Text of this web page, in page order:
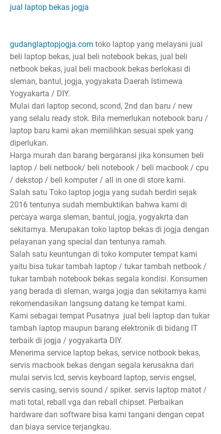
jual laptop bekas jogja
gudanglaptopjogja.com toko laptop yang melayani jual
beli laptop bekas, jual beli notebook bekas, jual beli
netbook bekas, jual beli macbook bekas berlokasi di
sleman, bantul, jogja, yogyakata Daerah Istimewa
Yogyakarta / DIY.
Mulai dari laptop second, scond, 2nd dan baru / new
yang selalu ready stok. Bila memerlukan notebook baru /
laptop baru kami akan memilihkan sesuai spek yang
diperlukan.
Harga murah dan barang bergaransi jika konsumen beli
laptop / beli netbook/ beli notebook / beli macbook / cpu
/ dekstop / beli komputer / all in one di store kami.
Salah satu Toko laptop jogja yang sudah berdiri sejak
2016 tentunya sudah membuktikan bahwa kami di
percaya warga sleman, bantul, jogja, yogyakrta dan
sekitarnya. Merupakan toko laptop bekas di jogja dengan
pelayanan yang special dan tentunya ramah.
Salah satu keuntungan di toko komputer tempat kami
yaitu bisa tukar tambah laptop / tukar tambah netbook /
tukar tambah notebook bekas segala kondisi. Konsumen
yang berada di sleman, warga jogja dan sekitarnya kami
rekomendasikan langsung datang ke tempat kami.
Kami sebagai tempat Pusatnya jual beli laptop dan tukar
tambah laptop maupun barang elektronik di bidang IT
terbaik di jogja / yogyakarta DIY.
Menerima service laptop bekas, service notbook bekas,
servis macbook bekas dengan segala kerusakna dari
mulai servis lcd, servis keyboard laptop, servis engsel,
servis casing, servis sound / spiker. servis laptop matot /
mati total, reball vga dan reball chipset. Perbaikan
hardware dan software bisa kami tangani dengan cepat
dan biaya service terjangkau.